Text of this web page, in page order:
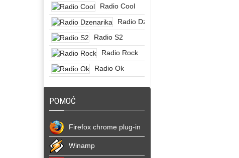
Radio Cool
Radio Dzenarika
Radio S2
Radio Rock
Radio Ok
POMOĆ
Firefox chrome plug-in
Winamp